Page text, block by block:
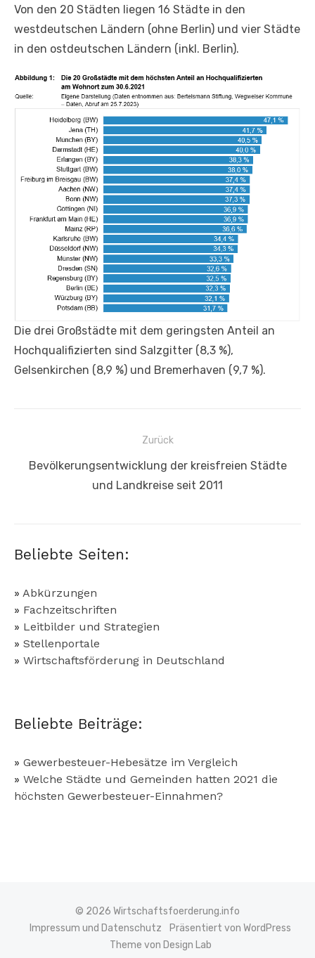
Von den 20 Städten liegen 16 Städte in den
westdeutschen Ländern (ohne Berlin) und vier Städte
in den ostdeutschen Ländern (inkl. Berlin).
Die drei Großstädte mit dem geringsten Anteil an
Hochqualifizierten sind Salzgitter (8,3 %),
Gelsenkirchen (8,9 %) und Bremerhaven (9,7 %).
Beitragsnavigation
Zurück
Vorheriger
Bevölkerungsentwicklung der kreisfreien Städte
und Landkreise seit 2011
Beliebte Seiten:
» Abkürzungen
» Fachzeitschriften
» Leitbilder und Strategien
» Stellenportale
» Wirtschaftsförderung in Deutschland
Beliebte Beiträge:
» Gewerbesteuer-Hebesätze im Vergleich
» Welche Städte und Gemeinden hatten 2021 die
höchsten Gewerbesteuer-Einnahmen?
© 2026 Wirtschaftsfoerderung.info
Impressum und Datenschutz
Präsentiert von WordPress
Theme von Design Lab